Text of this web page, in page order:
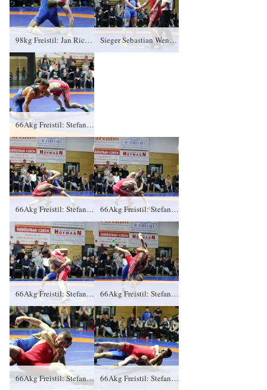
98kg Freistil: Jan Richtsteig, KFC Leipzig gegen Sebastian Wendel (blaues Trikot), RSV Rotation Greiz 0:3/PS/0:8/06:00 Sieger Sebastian Wendel, RSV Rotation Greiz, Kampfrichter Mario Schmidt und Jan Richtsteig, KFC Leipzig
66Akg Freistil: Stefan Ivanov, KFC Leipzig gegen Vladimir Gotisan (blaues Trikot), RSV Rotation Greiz 0:4/TÜ/1:16/01:46
66Akg Freistil: Stefan Ivanov, KFC Leipzig gegen Vladimir Gotisan (blaues Trikot), RSV Rotation Greiz 0:4/TÜ/1:16/01:46 66Akg Freistil: Stefan Ivanov, KFC Leipzig gegen Vladimir Gotisan (blaues Trikot), RSV Rotation Greiz 0:4/TÜ/1:16/01:46
66Akg Freistil: Stefan Ivanov, KFC Leipzig gegen Vladimir Gotisan (blaues Trikot), RSV Rotation Greiz 0:4/TÜ/1:16/01:46 66Akg Freistil: Stefan Ivanov, KFC Leipzig gegen Vladimir Gotisan (blaues Trikot), RSV Rotation Greiz 0:4/TÜ/1:16/01:46
66Akg Freistil: Stefan Ivanov, KFC Leipzig gegen Vladimir Gotisan (blaues Trikot), RSV Rotation Greiz 0:4/TÜ/1:16/01:46 66Akg Freistil: Stefan Ivanov, KFC Leipzig gegen Vladimir Gotisan (blaues Trikot), RSV Rotation Greiz 0:4/TÜ/1:16/01:46